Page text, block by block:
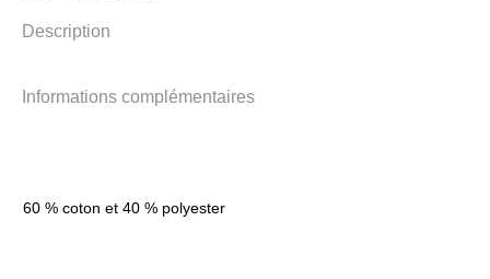
Description
Informations complémentaires
60 % coton et 40 % polyester